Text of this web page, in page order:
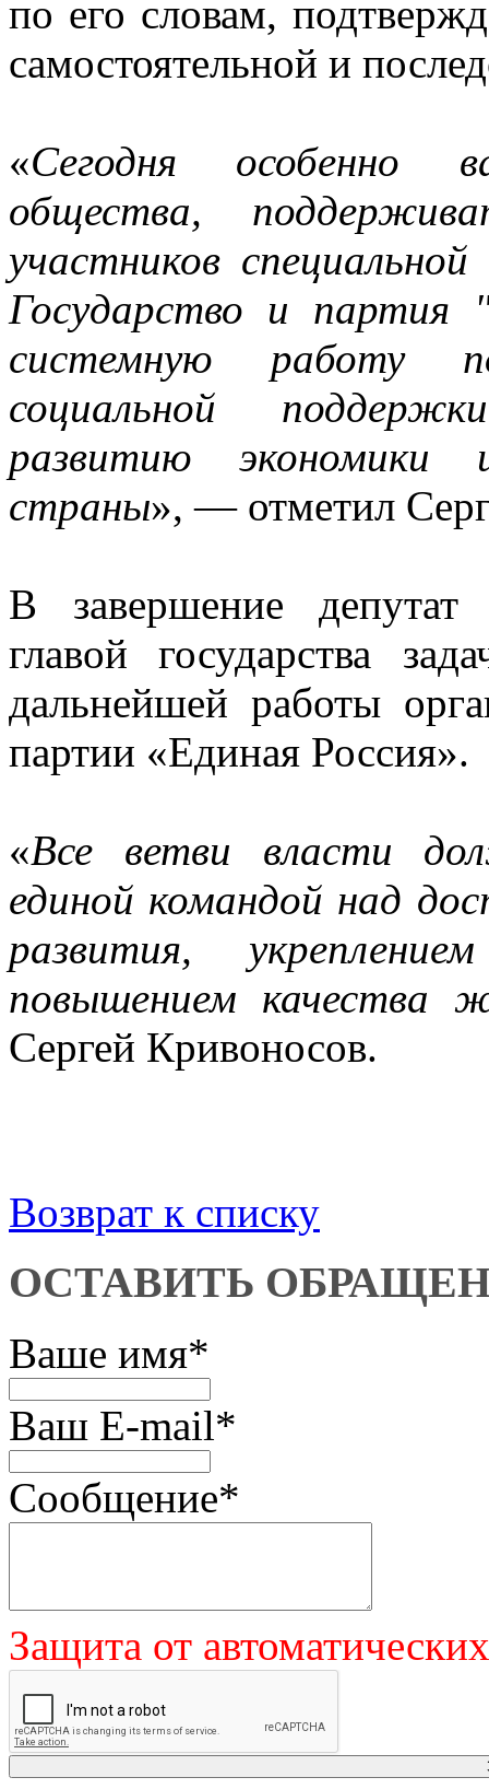
по его словам,
самостоятельной и
«Сегодня особенно
общества,
участников
Государство и партия
системную работу
социальной
развитию экономики
страны», — отметил
В завершение депутат
главой государства
дальнейшей работы
партии «Единая Россия».
«Все ветви власти
единой командой над
развития,
повышением качества
Сергей Кривоносов.
Возврат к списку
ОСТАВИТЬ
Ваше имя*
Ваш E-mail*
Сообщение*
Защита от